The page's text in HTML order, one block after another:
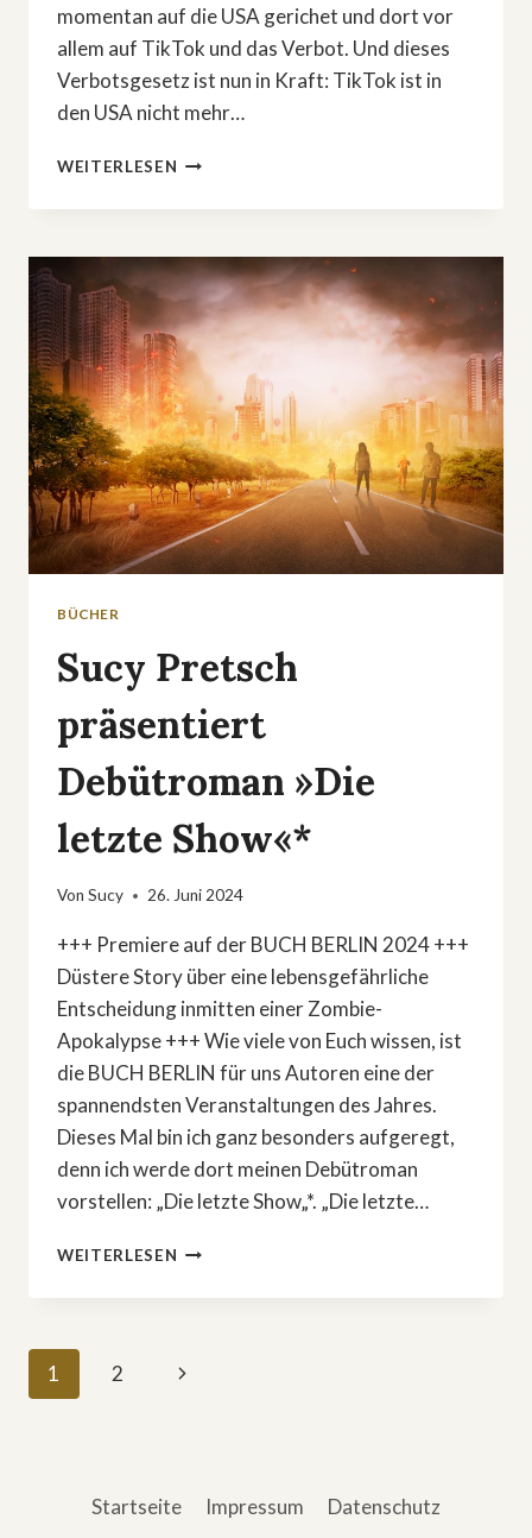
momentan auf die USA gerichet und dort vor
allem auf TikTok und das Verbot. Und dieses
Verbotsgesetz ist nun in Kraft: TikTok ist in
den USA nicht mehr…
WEITERLESEN DIE
LÜGE:
CIDER
VINEGAR«
BERUHT
AUF
WAHREN
BEGEBENHEITEN
BÜCHER
Sucy Pretsch
präsentiert
Debütroman »Die
letzte Show«*
Von Sucy 26. Juni 2024
+++ Premiere auf der BUCH BERLIN 2024 +++
Düstere Story über eine lebensgefährliche
Entscheidung inmitten einer Zombie-
Apokalypse +++ Wie viele von Euch wissen, ist
die BUCH BERLIN für uns Autoren eine der
spannendsten Veranstaltungen des Jahres.
Dieses Mal bin ich ganz besonders aufgeregt,
denn ich werde dort meinen Debütroman
vorstellen: „Die letzte Show„*. „Die letzte…
WEITERLESEN SUCY
PRÄSENTIERT
LETZTE
Seitennavigation
1 2
Nächste
Startseite Impressum Datenschutz